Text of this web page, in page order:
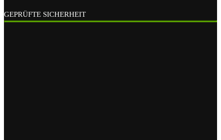
GEPRÜFTE SICHERHEIT